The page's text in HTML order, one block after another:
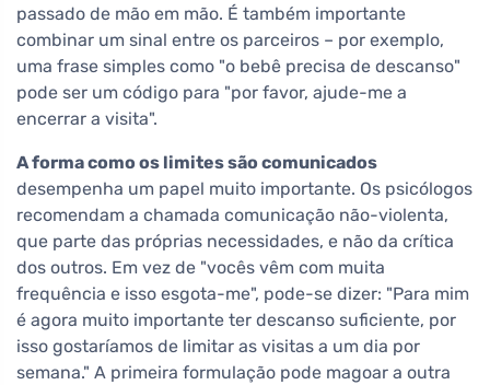
passado de mão em mão. É também importante
combinar um sinal entre os parceiros – por exemplo,
uma frase simples como "o bebê precisa de descanso"
pode ser um código para "por favor, ajude-me a
encerrar a visita".
A forma como os limites são comunicados
desempenha um papel muito importante. Os psicólogos
recomendam a chamada comunicação não-violenta,
que parte das próprias necessidades, e não da crítica
dos outros. Em vez de "vocês vêm com muita
frequência e isso esgota-me", pode-se dizer: "Para mim
é agora muito importante ter descanso suficiente, por
isso gostaríamos de limitar as visitas a um dia por
semana." A primeira formulação pode magoar a outra